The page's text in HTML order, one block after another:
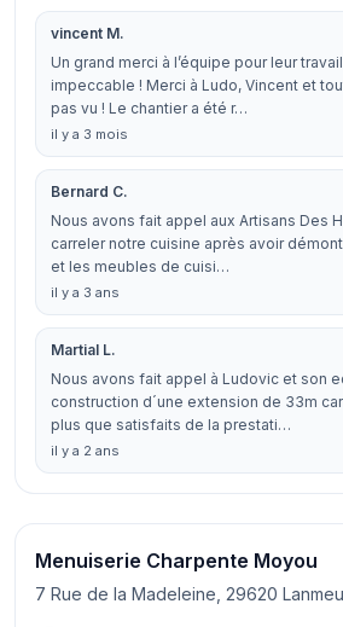
vincent M.
Un grand merci à l’équipe pour leur
impeccable ! Merci à Ludo, Vincent et
pas vu ! Le chantier a été r…
il y a 3 mois
Bernard C.
Nous avons fait appel aux Artisans Des
carreler notre cuisine après avoir
et les meubles de cuisi…
il y a 3 ans
Martial L.
Nous avons fait appel à Ludovic et son
construction d´une extension de 33m
plus que satisfaits de la prestati…
il y a 2 ans
Menuiserie Charpente Moyou
7 Rue de la Madeleine, 29620